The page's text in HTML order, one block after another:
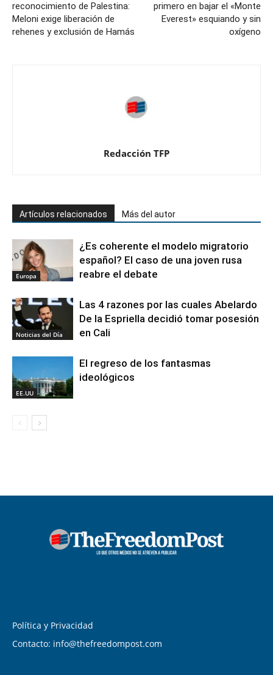
reconocimiento de Palestina:
Meloni exige liberación de
rehenes y exclusión de Hamás
primero en bajar el «Monte
Everest» esquiando y sin
oxígeno
Redacción TFP
Artículos relacionados Más del autor
Europa
¿Es coherente el modelo migratorio
español? El caso de una joven rusa
reabre el debate
Noticias del Día
Las 4 razones por las cuales Abelardo
De la Espriella decidió tomar posesión
en Cali
EE.UU
El regreso de los fantasmas
ideológicos
Política y Privacidad
Contacto: info@thefreedompost.com